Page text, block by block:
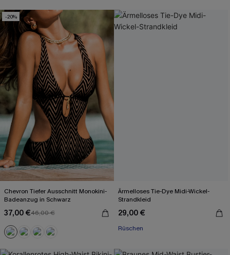
-20%
Chevron Tiefer Ausschnitt Monokini-
Badeanzug in Schwarz
37,00 €46,00 €
Ärmelloses Tie-Dye Midi-Wickel-
Strandkleid
29,00 €
Rüschen